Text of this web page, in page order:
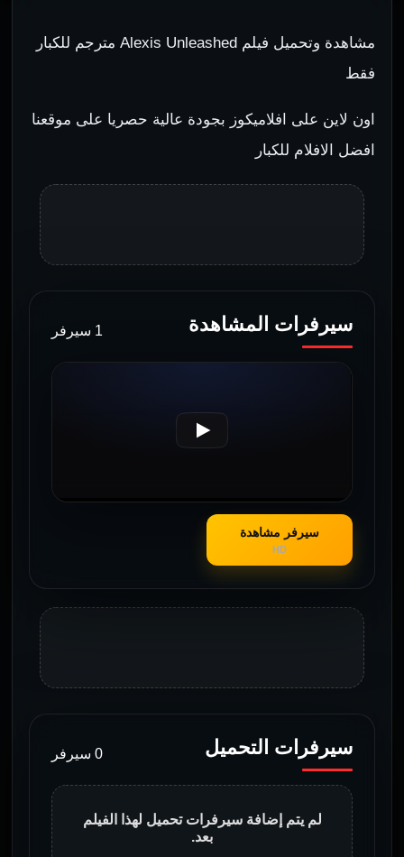
مشاهدة وتحميل فيلم Alexis Unleashed مترجم للكبار
فقط
اون لاين على افلاميكوز بجودة عالية حصريا على موقعنا
افضل الافلام للكبار
سيرفرات المشاهدة 1 سيرفر
سيرفر مشاهدة
HD
سيرفرات التحميل 0 سيرفر
لم يتم إضافة سيرفرات تحميل لهذا الفيلم
بعد.